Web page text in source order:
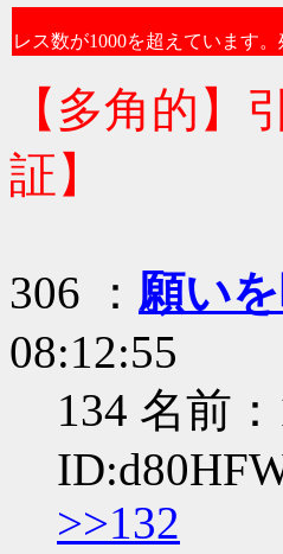
レス数が1000を超えています
【多角的
証】
306 ： 願い
08:12:55
134 名前
>>132